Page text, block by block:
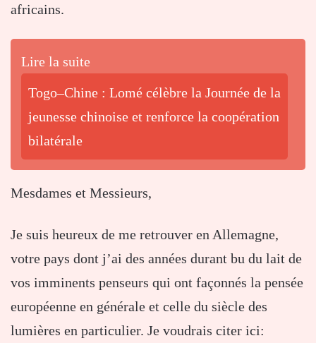
africains.
Lire la suite
Togo–Chine : Lomé célèbre la Journée de la
jeunesse chinoise et renforce la coopération
bilatérale
Mesdames et Messieurs,
Je suis heureux de me retrouver en Allemagne,
votre pays dont j’ai des années durant bu du lait de
vos imminents penseurs qui ont façonnés la pensée
européenne en générale et celle du siècle des
lumières en particulier. Je voudrais citer ici: